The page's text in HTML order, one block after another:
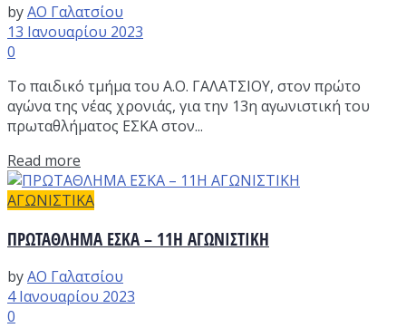
byΑΟ Γαλατσίου
13 Ιανουαρίου 2023
0
Το παιδικό τμήμα του Α.Ο. ΓΑΛΑΤΣΙΟΥ, στον πρώτο
αγώνα της νέας χρονιάς, για την 13η αγωνιστική του
πρωταθλήματος ΕΣΚΑ στον...
Read more
ΑΓΩΝΙΣΤΙΚΑ
ΠΡΩΤΑΘΛΗΜΑ ΕΣΚΑ – 11Η ΑΓΩΝΙΣΤΙΚΗ
byΑΟ Γαλατσίου
4 Ιανουαρίου 2023
0